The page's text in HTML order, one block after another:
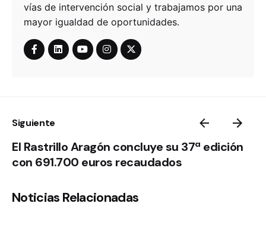
vías de intervención social y trabajamos por una
mayor igualdad de oportunidades.
Siguiente
El Rastrillo Aragón concluye su 37ª edición
con 691.700 euros recaudados
Noticias Relacionadas